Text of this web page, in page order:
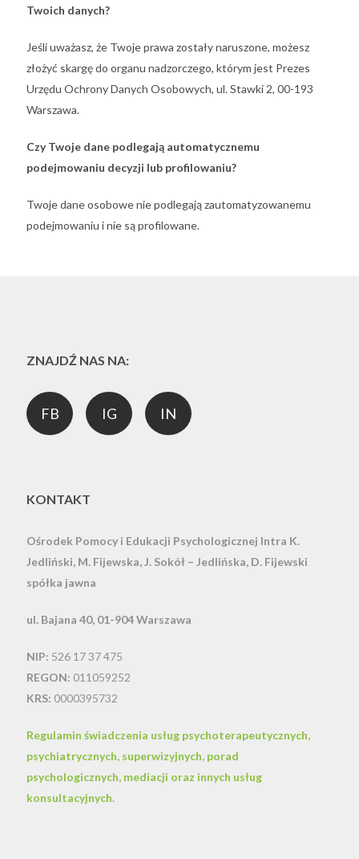
Twoich danych?
Jeśli uważasz, że Twoje prawa zostały naruszone, możesz
złożyć skargę do organu nadzorczego, którym jest Prezes
Urzędu Ochrony Danych Osobowych, ul. Stawki 2, 00-193
Warszawa.
Czy Twoje dane podlegają automatycznemu
podejmowaniu decyzji lub profilowaniu?
Twoje dane osobowe nie podlegają zautomatyzowanemu
podejmowaniu i nie są profilowane.
ZNAJDŹ NAS NA:
FB IG IN
KONTAKT
Ośrodek Pomocy i Edukacji Psychologicznej Intra K.
Jedliński, M. Fijewska, J. Sokół – Jedlińska, D. Fijewski
spółka jawna
ul. Bajana 40, 01-904 Warszawa
NIP: 526 17 37 475
REGON: 011059252
KRS: 0000395732
Regulamin świadczenia usług psychoterapeutycznych,
psychiatrycznych, superwizyjnych, porad
psychologicznych, mediacji oraz innych usług
konsultacyjnych.